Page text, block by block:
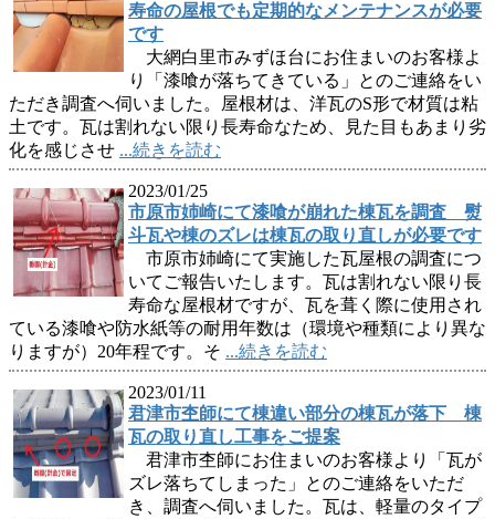
寿命の屋根でも定期的なメンテナンスが必要
です
大網白里市みずほ台にお住まいのお客様よ
り「漆喰が落ちてきている」とのご連絡をい
ただき調査へ伺いました。屋根材は、洋瓦のS形で材質は粘
土です。瓦は割れない限り長寿命なため、見た目もあまり劣
化を感じさせ ...続きを読む
2023/01/25
市原市姉崎にて漆喰が崩れた棟瓦を調査 熨
斗瓦や棟のズレは棟瓦の取り直しが必要です
市原市姉崎にて実施した瓦屋根の調査につ
いてご報告いたします。瓦は割れない限り長
寿命な屋根材ですが、瓦を葺く際に使用され
ている漆喰や防水紙等の耐用年数は（環境や種類により異な
りますが）20年程です。そ ...続きを読む
2023/01/11
君津市杢師にて棟違い部分の棟瓦が落下 棟
瓦の取り直し工事をご提案
君津市杢師にお住まいのお客様より「瓦が
ズレ落ちてしまった」とのご連絡をいただ
き、調査へ伺いました。瓦は、軽量のタイプ